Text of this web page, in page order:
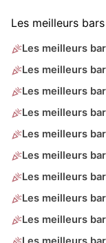
Les meilleurs
Les meilleurs
Les meilleurs
Les meilleurs
Les meilleurs
Les meilleurs
Les meilleurs
Les meilleurs
Les meilleurs
Les meilleurs